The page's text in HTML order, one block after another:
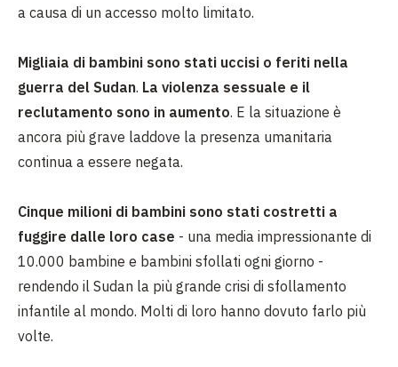
a causa di un accesso molto limitato.
Migliaia di bambini sono stati uccisi o feriti nella
guerra del Sudan. La violenza sessuale e il
reclutamento sono in aumento. E la situazione è
ancora più grave laddove la presenza umanitaria
continua a essere negata.
Cinque milioni di bambini sono stati costretti a
fuggire dalle loro case - una media impressionante di
10.000 bambine e bambini sfollati ogni giorno -
rendendo il Sudan la più grande crisi di sfollamento
infantile al mondo. Molti di loro hanno dovuto farlo più
volte.